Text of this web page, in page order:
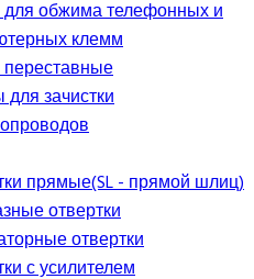
обжима телефонных и
клемм
зачистки
прямые(SL - прямой шлиц)
отвертки
отвертки
с усилителем